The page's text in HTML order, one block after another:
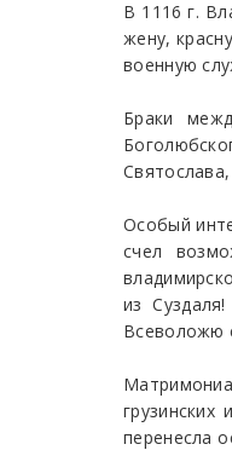
В 1116 г.
жену,
военную
Браки
Особый
счел
из
Всеволожю
перенесла